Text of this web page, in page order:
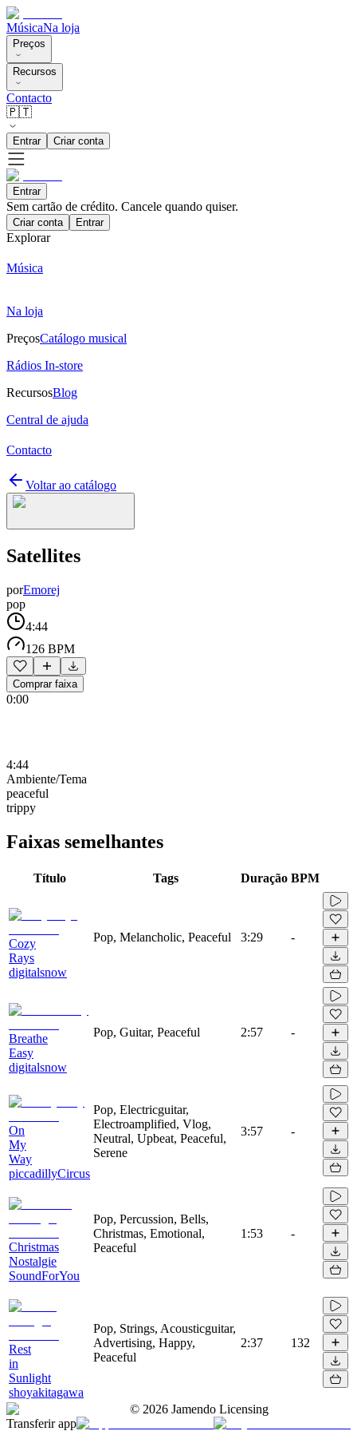
MúsicaNa loja
Preços
Recursos
Contacto
🇵🇹
Entrar Criar conta
Entrar
Sem cartão de crédito. Cancele quando quiser.
Criar conta Entrar
Explorar
Música
Na loja
PreçosCatálogo musical
Rádios In-store
RecursosBlog
Central de ajuda
Contacto
Voltar ao catálogo
Satellites
porEmorej
pop
4:44
126 BPM
Comprar faixa
0:00
4:44
Ambiente/Tema
peaceful
trippy
Faixas semelhantes
Título Tags Duração BPM
Cozy
Rays
digitalsnow
Pop, Melancholic, Peaceful 3:29 -
Breathe
Easy
digitalsnow
Pop, Guitar, Peaceful 2:57 -
On
My
Way
piccadillyCircus
Pop, Electricguitar,
Electroamplified, Vlog,
Neutral, Upbeat, Peaceful,
Serene
3:57 -
Christmas
Nostalgie
SoundForYou
Pop, Percussion, Bells,
Christmas, Emotional,
Peaceful
1:53 -
Rest
in
Sunlight
shoyakitagawa
Pop, Strings, Acousticguitar,
Advertising, Happy,
Peaceful
2:37 132
© 2026 Jamendo Licensing
Transferir app